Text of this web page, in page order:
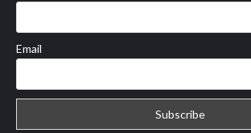
Email